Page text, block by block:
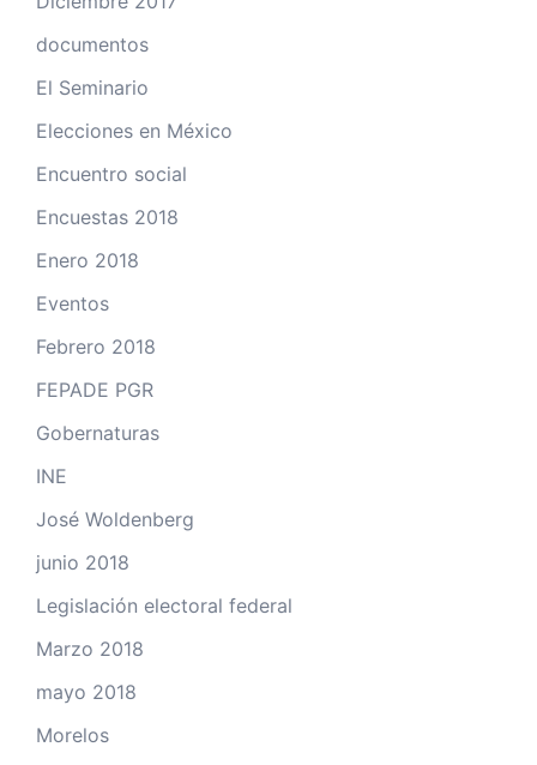
documentos
El Seminario
Elecciones en México
Encuentro social
Encuestas 2018
Enero 2018
Eventos
Febrero 2018
FEPADE PGR
Gobernaturas
INE
José Woldenberg
junio 2018
Legislación electoral federal
Marzo 2018
mayo 2018
Morelos